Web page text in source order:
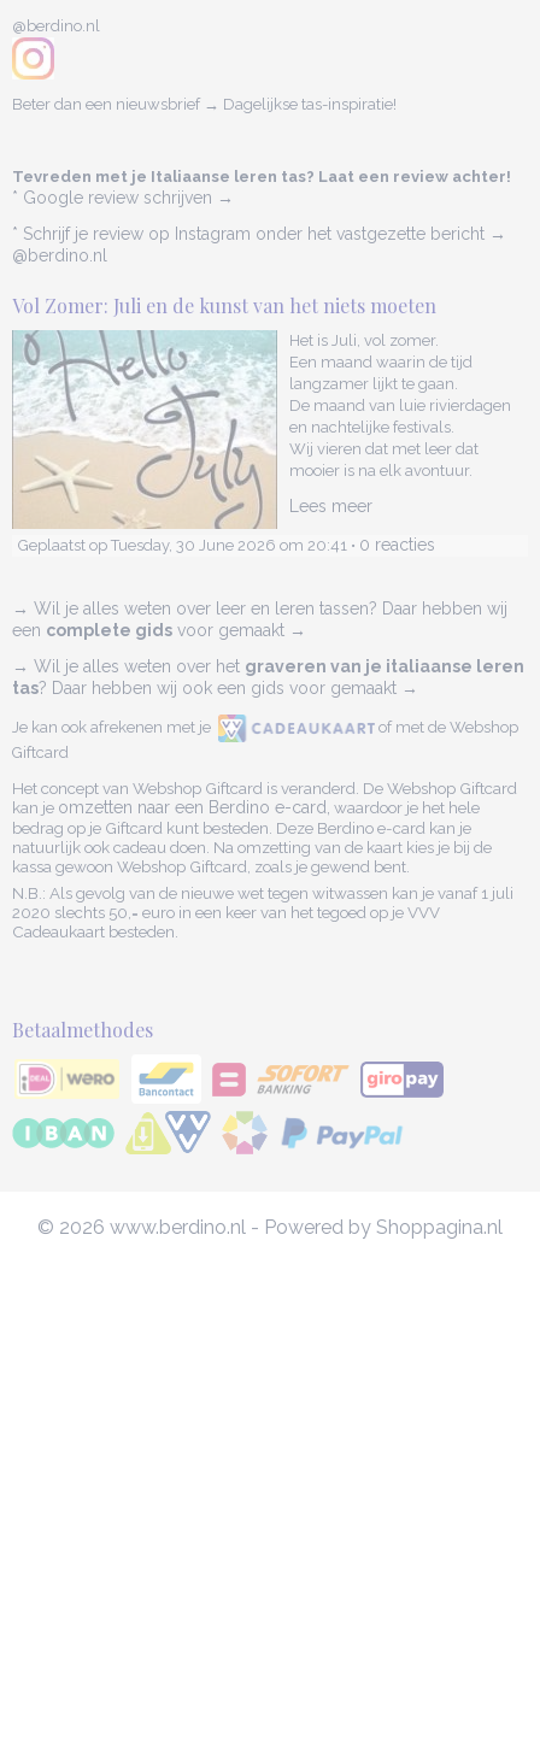
@berdino.nl
Beter dan een nieuwsbrief → Dagelijkse tas-inspiratie!
Tevreden met je Italiaanse leren tas? Laat een review achter!
* Google review schrijven →
* Schrijf je review op Instagram onder het vastgezette bericht →
@berdino.nl
Vol Zomer: Juli en de kunst van het niets moeten
Het is Juli, vol zomer.
Een maand waarin de tijd
langzamer lijkt te gaan.
De maand van luie rivierdagen
en nachtelijke festivals.
Wij vieren dat met leer dat
mooier is na elk avontuur.
Lees meer
Geplaatst op Tuesday, 30 June 2026 om 20:41 • 0 reacties
→ Wil je alles weten over leer en leren tassen? Daar hebben wij
een complete gids voor gemaakt →
→ Wil je alles weten over het graveren van je italiaanse leren
tas? Daar hebben wij ook een gids voor gemaakt →
Je kan ook afrekenen met je
of met de Webshop
Giftcard
Het concept van Webshop Giftcard is veranderd. De Webshop Giftcard
kan je omzetten naar een Berdino e-card, waardoor je het hele
bedrag op je Giftcard kunt besteden. Deze Berdino e-card kan je
natuurlijk ook cadeau doen. Na omzetting van de kaart kies je bij de
kassa gewoon Webshop Giftcard, zoals je gewend bent.
N.B.: Als gevolg van de nieuwe wet tegen witwassen kan je vanaf 1 juli
2020 slechts 50,= euro in een keer van het tegoed op je VVV
Cadeaukaart besteden.
Betaalmethodes
© 2026 www.berdino.nl - Powered by Shoppagina.nl